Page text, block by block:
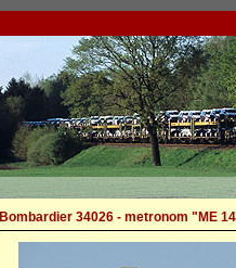
Bombardier 34026 - metronom "ME